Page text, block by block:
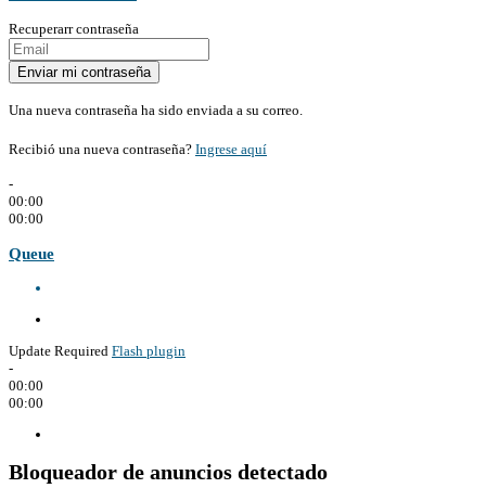
Recuperarr contraseña
Una nueva contraseña ha sido enviada a su correo.
Recibió una nueva contraseña? Ingrese aquí
-
00:00
00:00
Queue
Update Required Flash plugin
-
00:00
00:00
Bloqueador de anuncios detectado